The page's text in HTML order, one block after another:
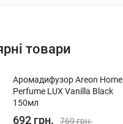
товари
Аромадифузор Areon Home
Perfume LUX Vanilla Black
150мл
692 грн. 769 грн.